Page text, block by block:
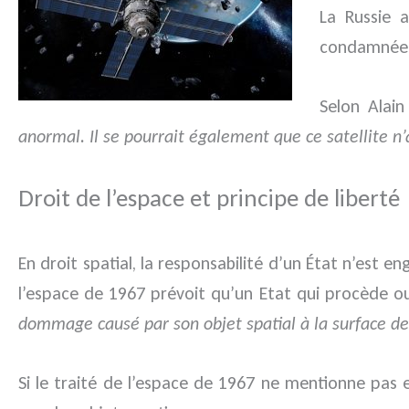
La Russie
Selon
anormal. Il se pourrait également que ce satellite
Droit de l’espace et principe de liberté
En droit spatial, la responsabilité d’un État n’est
l’espace de 1967 prévoit qu’un Etat qui
dommage causé par son objet spatial à la surface
Si le traité de l’espace de 1967 ne mentionne